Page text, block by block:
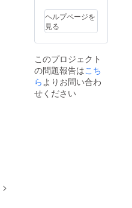
ヘルプページを
見る
このプロジェクト
の問題報告はこち
ら よりお問い合わ
せください
>